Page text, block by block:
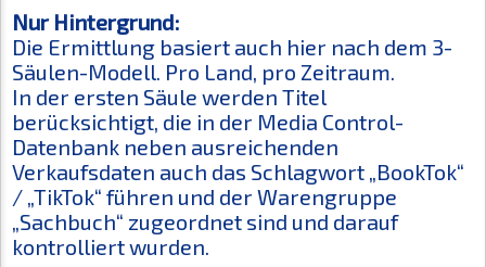
Nur Hintergrund:
Die Ermittlung basiert auch hier nach dem 3-
Säulen-Modell. Pro Land, pro Zeitraum.
In der ersten Säule werden Titel
berücksichtigt, die in der Media Control-
Datenbank neben ausreichenden
Verkaufsdaten auch das Schlagwort „BookTok“
/ „TikTok“ führen und der Warengruppe
„Sachbuch“ zugeordnet sind und darauf
kontrolliert wurden.